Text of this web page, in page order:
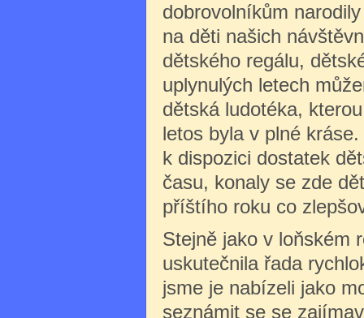
dobrovolníkům
na děti našich
dětského regálu,
uplynulých letech
dětská ludotéka,
letos byla v plné
k dispozici dostatek
času, konaly se zde
příštího roku co
Stejně jako v loňském
uskutečnila řada
jsme je nabízeli jako
seznámit se se